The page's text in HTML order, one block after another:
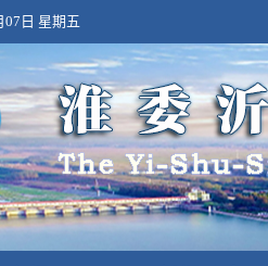
07日 星期五